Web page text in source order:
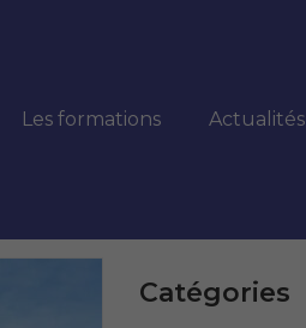
Les formations Actualités
Catégories